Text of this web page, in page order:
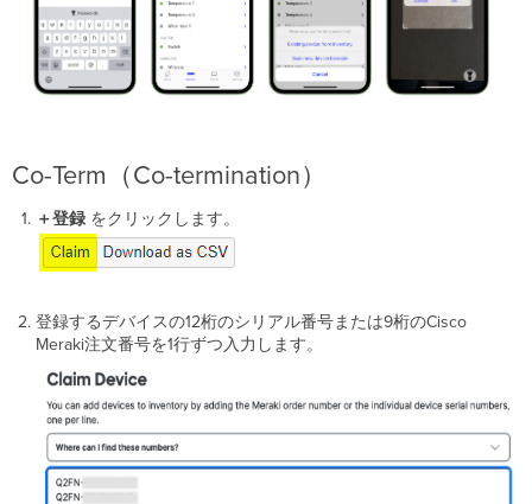
Co-Term（Co-termination）
＋登録をクリックします。
登録するデバイスの12桁のシリアル番号または9桁のCisco
Meraki注文番号を1行ずつ入力します。